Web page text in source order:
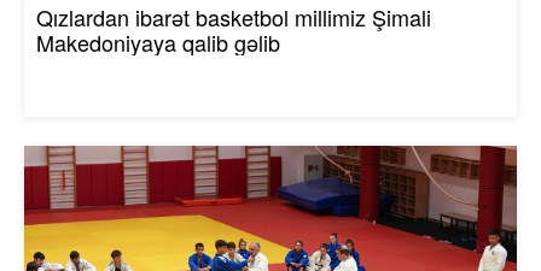
Qızlardan ibarət basketbol millimiz Şimali
Makedoniyaya qalib gəlib